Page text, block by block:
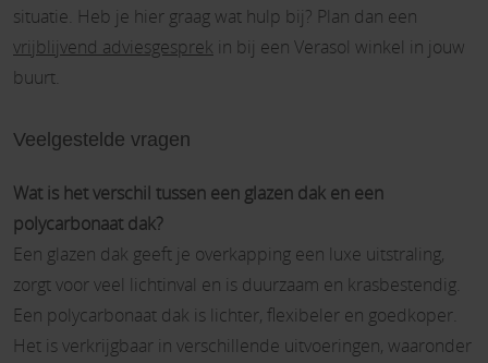
situatie. Heb je hier graag wat hulp bij? Plan dan een
vrijblijvend adviesgesprek in bij een Verasol winkel in jouw
buurt.
Veelgestelde vragen
Wat is het verschil tussen een glazen dak en een
polycarbonaat dak?
Een glazen dak geeft je overkapping een luxe uitstraling,
zorgt voor veel lichtinval en is duurzaam en krasbestendig.
Een polycarbonaat dak is lichter, flexibeler en goedkoper.
Het is verkrijgbaar in verschillende uitvoeringen, waaronder